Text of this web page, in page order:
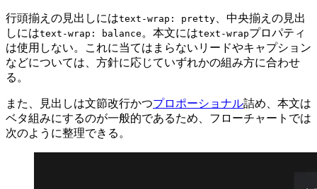
行頭揃えの見出しにはtext-wrap: pretty 、中央揃えの見出
しにはtext-wrap: balance 。本文にはtext-wrapプロパティ
は使用しない。これに当てはまらないリードやキャプション
などについては、方針に応じていずれかの組み方に合わせ
る。
また、見出しは文節改行かつプロポーショナル詰め、本文は
ベタ組みにするのが一般的であるため、フローチャートでは
次のように整理できる。